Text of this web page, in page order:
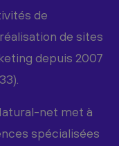
de
de sites
depuis 2007
net met à
spécialisées